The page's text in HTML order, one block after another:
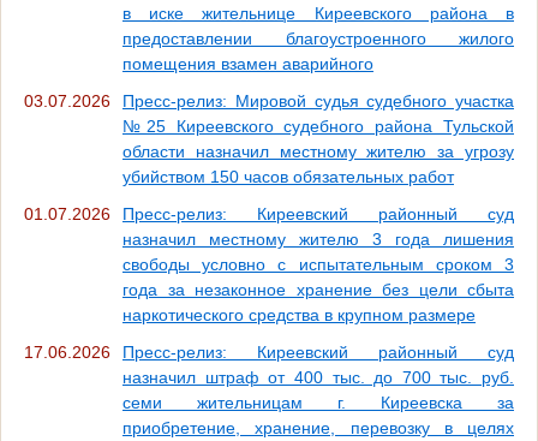
в иске жительнице Киреевского района в
предоставлении благоустроенного жилого
помещения взамен аварийного
03.07.2026
Пресс-релиз: Мировой судья судебного участка
№25 Киреевского судебного района Тульской
области назначил местному жителю за угрозу
убийством 150 часов обязательных работ
01.07.2026
Пресс-релиз: Киреевский районный суд
назначил местному жителю 3 года лишения
свободы условно с испытательным сроком 3
года за незаконное хранение без цели сбыта
наркотического средства в крупном размере
17.06.2026
Пресс-релиз: Киреевский районный суд
назначил штраф от 400 тыс. до 700 тыс. руб.
семи жительницам г. Киреевска за
приобретение, хранение, перевозку в целях